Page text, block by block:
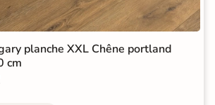
planche XXL Chêne portland
cm